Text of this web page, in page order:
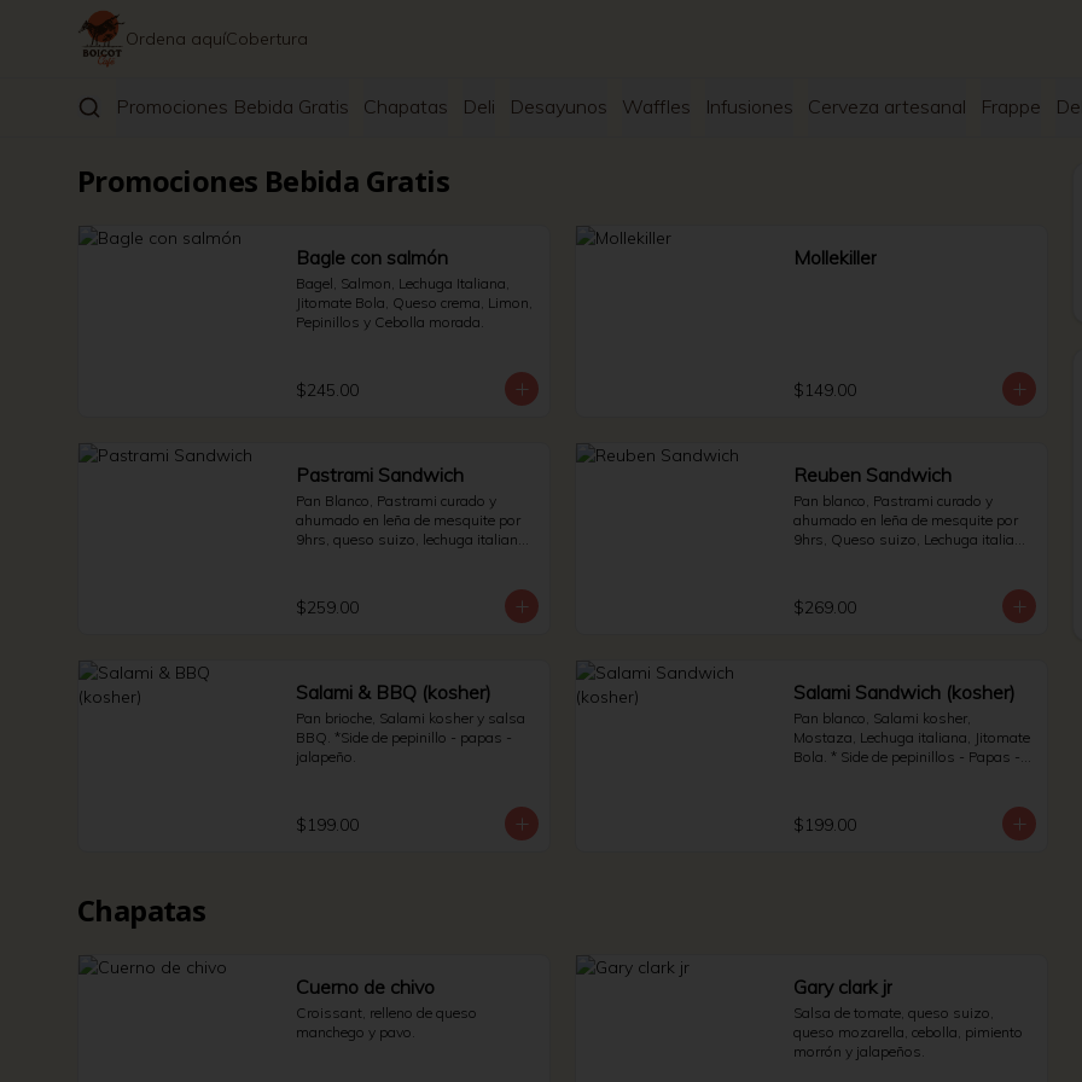
Ordena aquíCobertura
Promociones Bebida Gratis Chapatas Deli Desayunos Waffles Infusiones Cerveza artesanal Frappe
Promociones Bebida Gratis
Bagle con salmón
Bagel, Salmon, Lechuga Italiana,
Jitomate Bola, Queso crema, Limon,
Pepinillos y Cebolla morada.
$245.00
Mollekiller
$149.00
Pastrami Sandwich
Pan Blanco, Pastrami curado y
ahumado en leña de mesquite por
9hrs, queso suizo, lechuga italiana
$259.00
Reuben Sandwich
Pan blanco, Pastrami curado y
ahumado en leña de mesquite por
9hrs, Queso suizo, Lechuga italiana
$269.00
Salami & BBQ (kosher)
Pan brioche, Salami kosher y salsa
BBQ. *Side de pepinillo - papas -
jalapeño.
$199.00
Salami Sandwich (kosher)
Pan blanco, Salami kosher,
Mostaza, Lechuga italiana, Jitomate
Bola. * Side de pepinillos - Papas -
$199.00
Chapatas
Cuerno de chivo
Croissant, relleno de queso
manchego y pavo.
Gary clark jr
Salsa de tomate, queso suizo,
queso mozarella, cebolla, pimiento
morrón y jalapeños.